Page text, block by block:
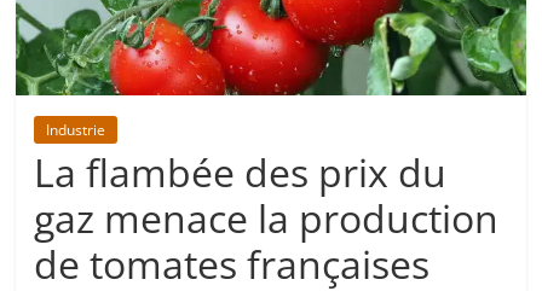
Industrie
La flambée des prix du
gaz menace la production
de tomates françaises